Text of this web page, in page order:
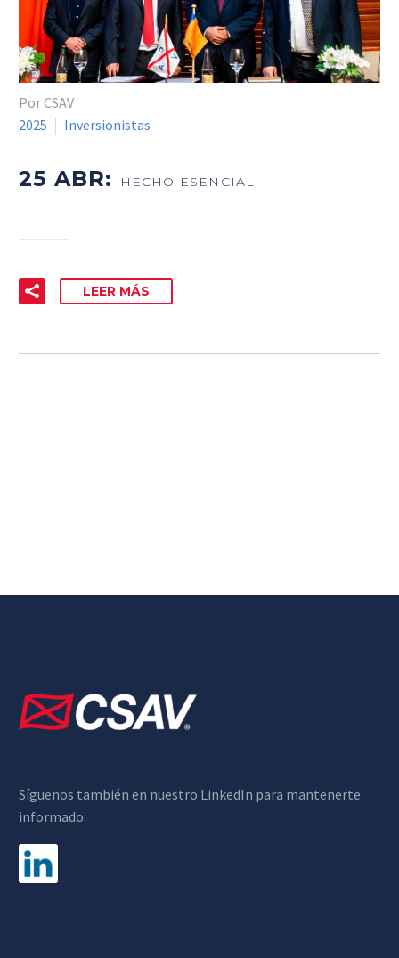
Por CSAV
2025
Inversionistas
25 ABR: HECHO ESENCIAL
LEER MÁS
Síguenos también en nuestro LinkedIn para mantenerte
informado: